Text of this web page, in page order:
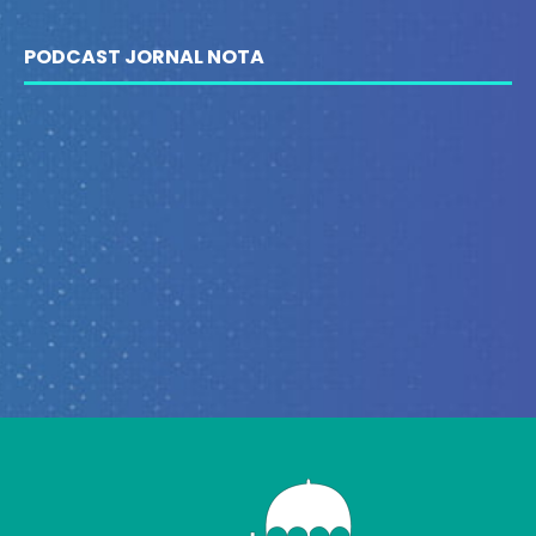
PODCAST JORNAL NOTA